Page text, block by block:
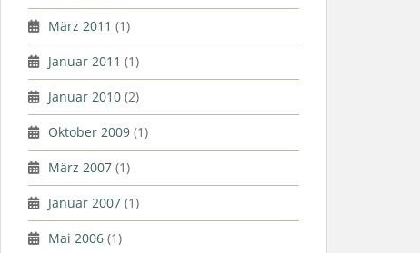
März 2011 (1)
Januar 2011 (1)
Januar 2010 (2)
Oktober 2009 (1)
März 2007 (1)
Januar 2007 (1)
Mai 2006 (1)